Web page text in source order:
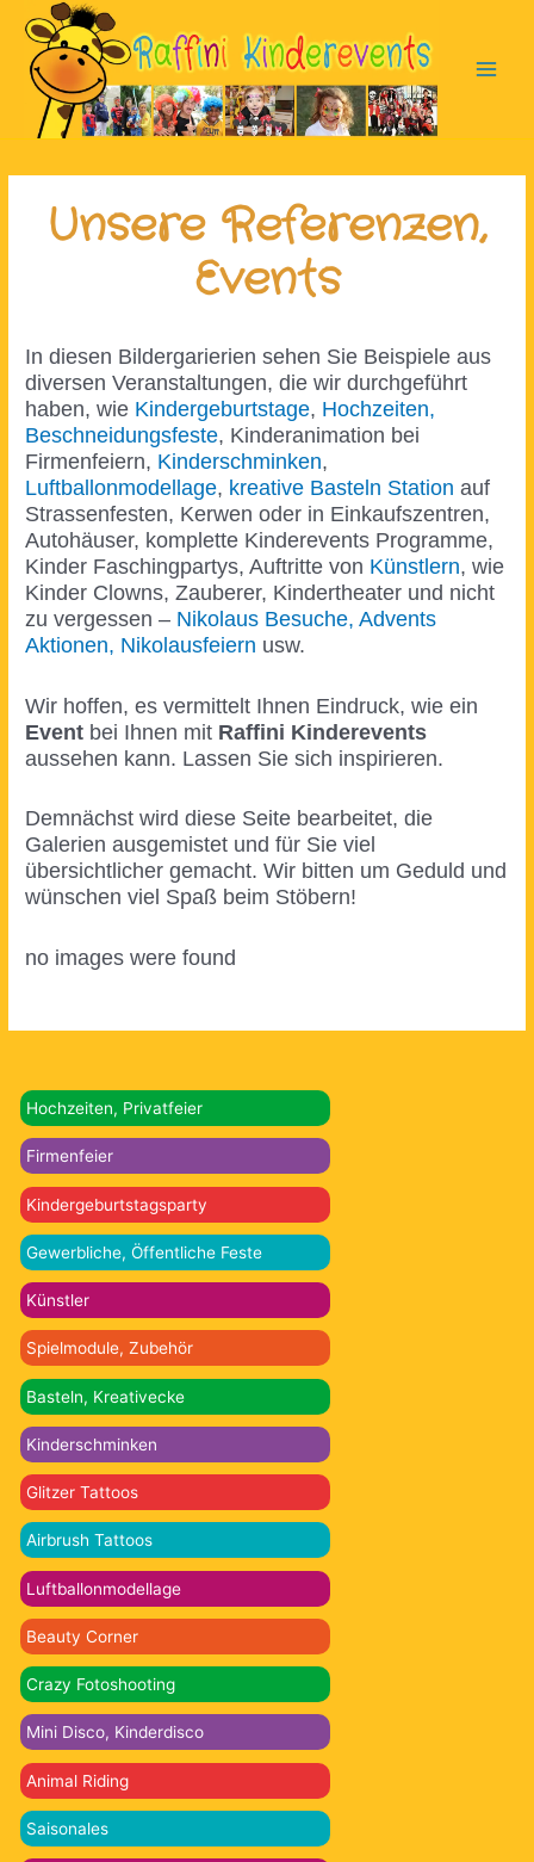
Inhalt
springen
Hochzeiten, Privatfeier
Firmenfeier
Kindergeburtstagsparty
Gewerbliche, Öffentliche Feste
Künstler
Spielmodule, Zubehör
Basteln, Kreativecke
Kinderschminken
Glitzer Tattoos
Airbrush Tattoos
Luftballonmodellage
Beauty Corner
Crazy Fotoshooting
Mini Disco, Kinderdisco
Animal Riding
Saisonales
Unsere Referenzen,
Events
In diesen Bildergarierien sehen Sie Beispiele aus
diversen Veranstaltungen, die wir durchgeführt
haben, wie Kindergeburtstage, Hochzeiten,
Beschneidungsfeste, Kinderanimation bei
Firmenfeiern, Kinderschminken,
Luftballonmodellage, kreative Basteln Station auf
Strassenfesten, Kerwen oder in Einkaufszentren,
Autohäuser, komplette Kinderevents Programme,
Kinder Faschingpartys, Auftritte von Künstlern, wie
Kinder Clowns, Zauberer, Kindertheater und nicht
zu vergessen – Nikolaus Besuche, Advents
Aktionen, Nikolausfeiern usw.
Wir hoffen, es vermittelt Ihnen Eindruck, wie ein
Event bei Ihnen mit Raffini Kinderevents
aussehen kann. Lassen Sie sich inspirieren.
Demnächst wird diese Seite bearbeitet, die
Galerien ausgemistet und für Sie viel
übersichtlicher gemacht. Wir bitten um Geduld und
wünschen viel Spaß beim Stöbern!
no images were found